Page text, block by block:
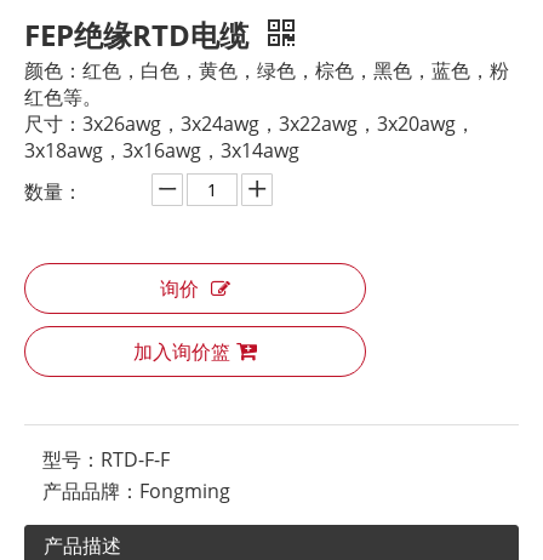
FEP绝缘RTD电缆
颜色：红色，白色，黄色，绿色，棕色，黑色，蓝色，粉
红色等。
尺寸：3x26awg，3x24awg，3x22awg，3x20awg，
3x18awg，3x16awg，3x14awg
数量：
询价
加入询价篮
型号： RTD-F-F
产品品牌： Fongming
产品描述